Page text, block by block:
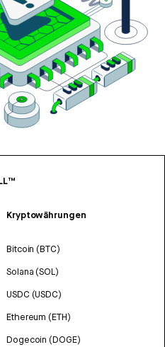
Kryptowährungen
Bitcoin (BTC)
Solana (SOL)
USDC (USDC)
Ethereum (ETH)
Dogecoin (DOGE)